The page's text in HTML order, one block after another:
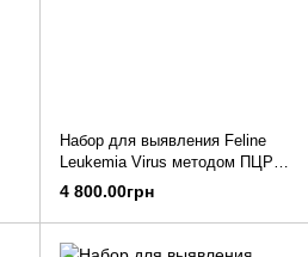
Набор для выявления Feline
Leukemia Virus методом ПЦР в
реальном времени, уп. 8 шт.
4 800.00грн